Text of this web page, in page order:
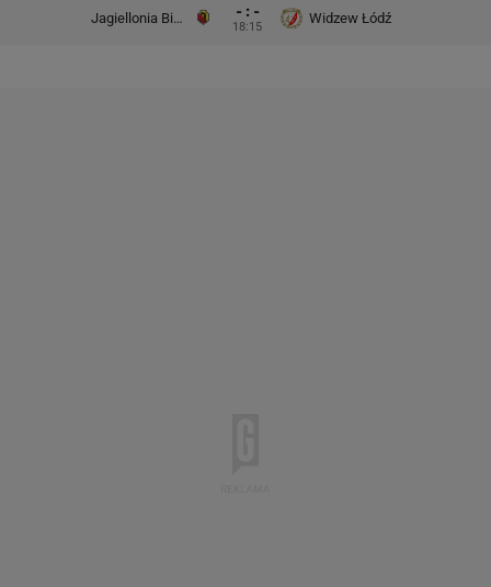
Jagiellonia Białystok - : -
18:15
Widzew Łódź